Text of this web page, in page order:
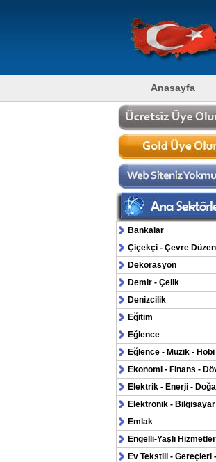
Anasayfa
Bankalar
Çiçekçi - Çevre
Dekorasyon
Demir - Çelik
Denizcilik
Eğitim
Eğlence
Eğlence - Müzik - Hobi
Ekonomi - Finans -
Elektrik - Enerji -
Elektronik - Bilgisayar
Emlak
Engelli-Yaşlı
Ev Tekstili - Gereçleri